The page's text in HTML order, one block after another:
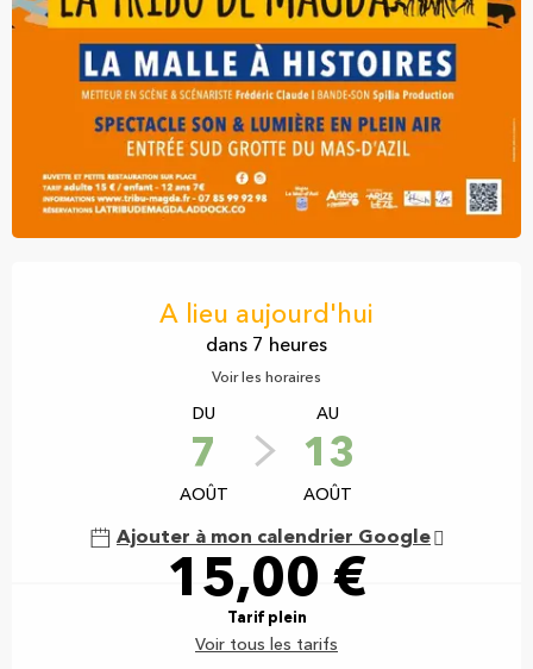
A lieu aujourd'hui
dans 7 heures
Voir les horaires
DU
7
AOÛT
AU
13
AOÛT
Ajouter à mon calendrier Google
15,00 €
Tarif plein
Voir tous les tarifs